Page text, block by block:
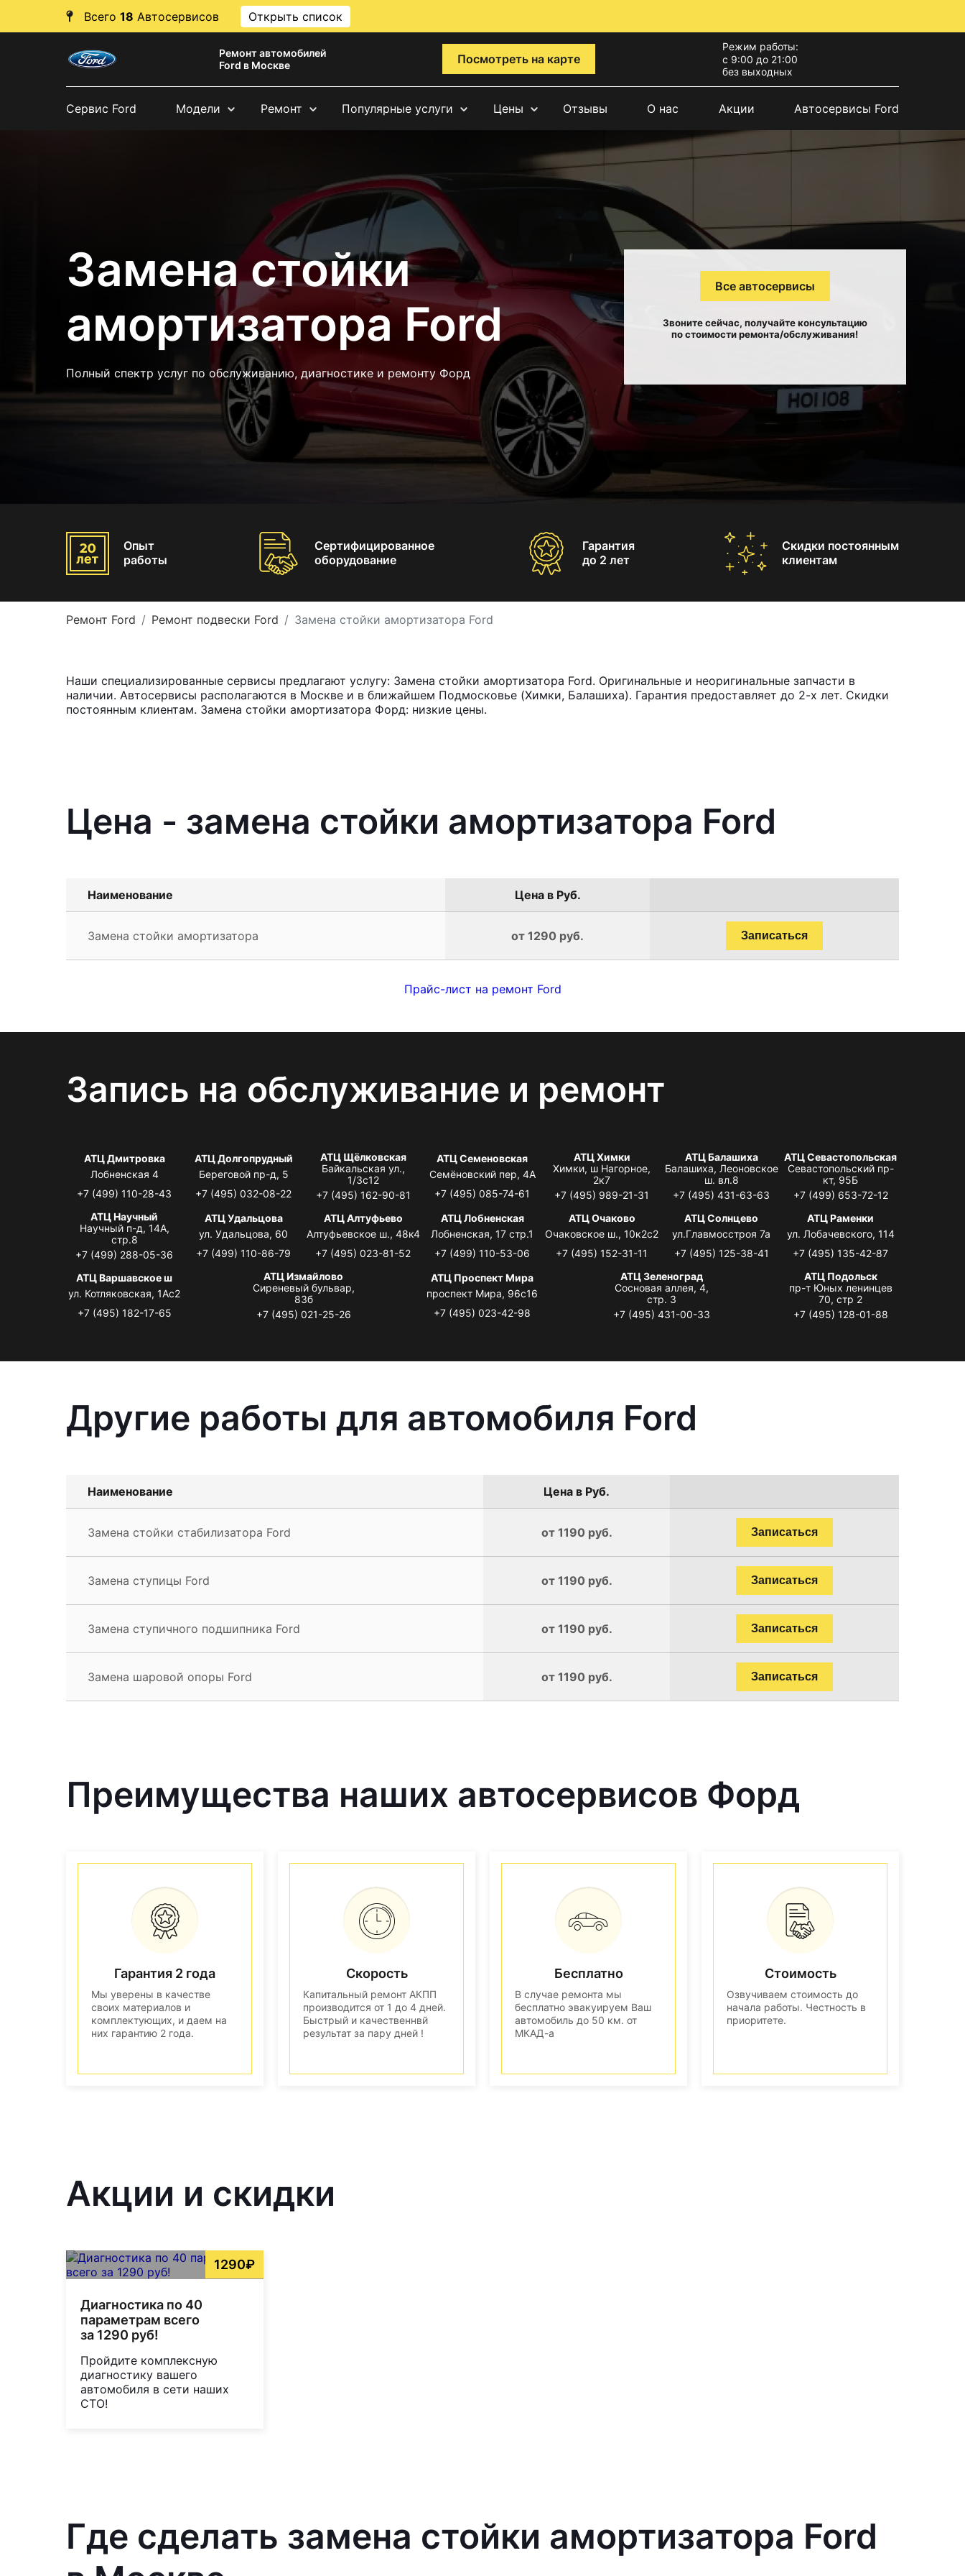
Всего 18 Автосервисов Открыть список
Ремонт автомобилей
Ford в Москве
Посмотреть на карте
Режим работы:
с 9:00 до 21:00
без выходных
Сервис Ford Модели Ремонт Популярные услуги Цены Отзывы О нас Акции Автосервисы Ford
Замена стойки
амортизатора Ford
Полный спектр услуг по обслуживанию, диагностике и ремонту Форд
Все автосервисы
Звоните сейчас, получайте консультацию
по стоимости ремонта/обслуживания!
Опыт
работы
Сертифицированное
оборудование
Гарантия
до 2 лет
Скидки постоянным
клиентам
Ремонт Ford Ремонт подвески Ford Замена стойки амортизатора Ford
Наши специализированные сервисы предлагают услугу: Замена стойки амортизатора Ford. Оригинальные и неоригинальные запчасти в
наличии. Автосервисы располагаются в Москве и в ближайшем Подмосковье (Химки, Балашиха). Гарантия предоставляет до 2-х лет. Скидки
постоянным клиентам. Замена стойки амортизатора Форд: низкие цены.
Цена - замена стойки амортизатора Ford
Наименование Цена в Руб.
Замена стойки амортизатора от 1290 руб. Записаться
Прайс-лист на ремонт Ford
Запись на обслуживание и ремонт
АТЦ Дмитровка
Лобненская 4
+7 (499) 110-28-43
АТЦ Долгопрудный
Береговой пр-д, 5
+7 (495) 032-08-22
АТЦ Щёлковская
Байкальская ул.,
1/3с12
+7 (495) 162-90-81
АТЦ Семеновская
Семёновский пер, 4А
+7 (495) 085-74-61
АТЦ Химки
Химки, ш Нагорное,
2к7
+7 (495) 989-21-31
АТЦ Балашиха
Балашиха, Леоновское
ш. вл.8
+7 (495) 431-63-63
АТЦ Севастопольская
Севастопольский пр-
кт, 95Б
+7 (499) 653-72-12
АТЦ Научный
Научный п-д, 14А,
стр.8
+7 (499) 288-05-36
АТЦ Удальцова
ул. Удальцова, 60
+7 (499) 110-86-79
АТЦ Алтуфьево
Алтуфьевское ш., 48к4
+7 (495) 023-81-52
АТЦ Лобненская
Лобненская, 17 стр.1
+7 (499) 110-53-06
АТЦ Очаково
Очаковское ш., 10к2с2
+7 (495) 152-31-11
АТЦ Солнцево
ул.Главмосстроя 7а
+7 (495) 125-38-41
АТЦ Раменки
ул. Лобачевского, 114
+7 (495) 135-42-87
АТЦ Варшавское ш
ул. Котляковская, 1Ас2
+7 (495) 182-17-65
АТЦ Измайлово
Сиреневый бульвар,
83б
+7 (495) 021-25-26
АТЦ Проспект Мира
проспект Мира, 96с16
+7 (495) 023-42-98
АТЦ Зеленоград
Сосновая аллея, 4,
стр. 3
+7 (495) 431-00-33
АТЦ Подольск
пр-т Юных ленинцев
70, стр 2
+7 (495) 128-01-88
Другие работы для автомобиля Ford
Наименование Цена в Руб.
Замена стойки стабилизатора Ford от 1190 руб. Записаться
Замена ступицы Ford от 1190 руб. Записаться
Замена ступичного подшипника Ford от 1190 руб. Записаться
Замена шаровой опоры Ford от 1190 руб. Записаться
Преимущества наших автосервисов Форд
Гарантия 2 года
Мы уверены в качестве
своих материалов и
комплектующих, и даем на
них гарантию 2 года.
Скорость
Капитальный ремонт АКПП
производится от 1 до 4 дней.
Быстрый и качественнвй
результат за пару дней !
Бесплатно
В случае ремонта мы
бесплатно эвакуируем Ваш
автомобиль до 50 км. от
МКАД-а
Стоимость
Озвучиваем стоимость до
начала работы. Честность в
приоритете.
Акции и скидки
1290₽
Диагностика по 40
параметрам всего
за 1290 руб!
Пройдите комплексную
диагностику вашего
автомобиля в сети наших
СТО!
Где сделать замена стойки амортизатора Ford